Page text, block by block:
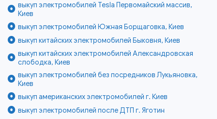
выкуп электромобилей Tesla Первомайский массив,
Киев
выкуп электромобилей Южная Борщаговка, Киев
выкуп китайских электромобилей Быковня, Киев
выкуп китайских электромобилей Александровская
слободка, Киев
выкуп электромобилей без посредников Лукьяновка,
Киев
выкуп американских электромобилей г. Киев
выкуп электромобилей после ДТП г. Яготин